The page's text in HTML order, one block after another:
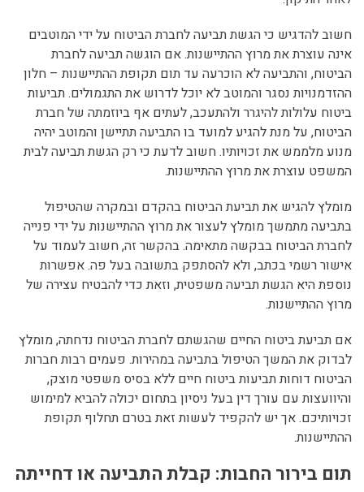
חשוב להדגיש כי הגשת תביעה לחברת הביטוח על ידי המוטבים
אינה עוצרת את מרוץ ההתיישנות. אם הוגשה תביעה לחברת
הביטוח, והתביעה לא הוכרעה עד תום תקופת ההתיישנות – חלון
ההזדמנויות נסגר והמוטב לא יוכל לדרוש את התגמולים. תביעות
ביטוח עלולות להיגרר ולהתעכב, לעתים אף ביוזמתה של חברת
הביטוח, על מנת להגיע למועד בו התביעה תתיישן והמוטב יהיה
מנוע מלממש את זכויותיו. חשוב לדעת כי רק הגשת תביעה לבית
המשפט עוצרת את מרוץ ההתיישנות.
מומלץ להגיש את תביעת הביטוח בהקדם ובמקרה שהטיפול
בתביעה מתמשך מומלץ לעצור את מרוץ ההתיישנות על ידי פנייה
לחברת הביטוח בבקשה מתאימה. בהקשר זה, חשוב לעמוד על
אישור רשמי בכתב, ולא להסתפק בתשובה בעל פה. אפשרות
נוספת היא הגשת תביעה משפטית, וזאת כדי להבטיח עצירה של
מרוץ ההתיישנות.
אם תביעת ביטוח החיים שהגשתם לחברת הביטוח נדחתה, מומלץ
לבדוק את המשך הטיפול בתביעה במהירות. פעמים רבות חברות
הביטוח דוחות תביעות ביטוח חיים ללא בסיס משפטי מוצק,
והיוועצות עם עורך דין בעל ניסיון בתחום יכולה להביא למימוש
זכויותיכם. אך יש להקפיד לעשות זאת בטרם תחלוף תקופת
ההתיישנות.
תום בירור החבות: קבלת התביעה או דחייתה